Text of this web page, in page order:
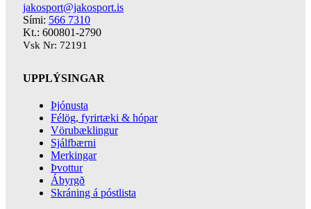
jakosport@jakosport.is
Sími: 566 7310
Kt.: 600801-2790
Vsk Nr: 72191
UPPLÝSINGAR
Þjónusta
Félög, fyrirtæki & hópar
Vörubæklingur
Sjálfbærni
Merkingar
Þvottur
Ábyrgð
Skráning á póstlista